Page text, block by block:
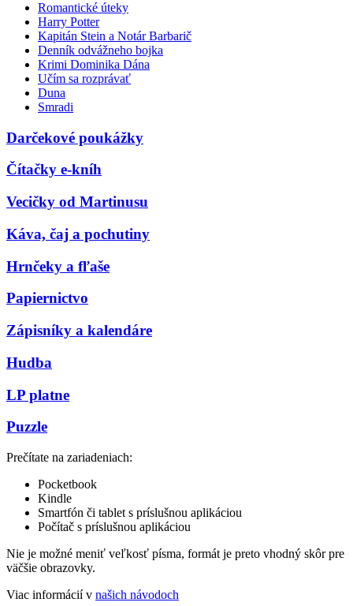
Romantické úteky
Harry Potter
Kapitán Stein a Notár Barbarič
Denník odvážneho bojka
Krimi Dominika Dána
Učím sa rozprávať
Duna
Smradi
Darčekové poukážky
Čítačky e-kníh
Vecičky od Martinusu
Káva, čaj a pochutiny
Hrnčeky a fľaše
Papiernictvo
Zápisníky a kalendáre
Hudba
LP platne
Puzzle
Prečítate na zariadeniach:
Pocketbook
Kindle
Smartfón či tablet s príslušnou aplikáciou
Počítač s príslušnou aplikáciou
Nie je možné meniť veľkosť písma, formát je preto vhodný skôr pre
väčšie obrazovky.
Viac informácií v našich návodoch